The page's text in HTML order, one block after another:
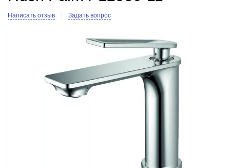
Написать отзыв Задать вопрос